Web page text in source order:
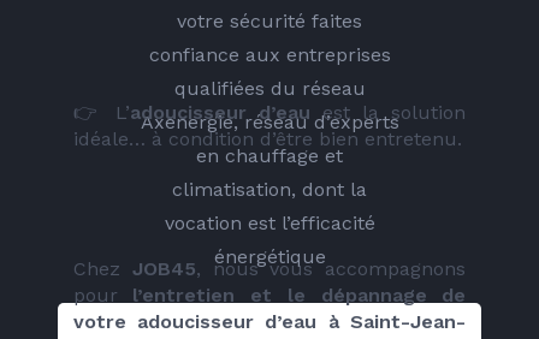
👉 L’adoucisseur d’eau est la solution
idéale… à condition d’être bien entretenu.
Chez JOB45, nous vous accompagnons
pour l’entretien et le dépannage de
votre adoucisseur d’eau à Saint-Jean-
votre sécurité faites
confiance aux entreprises
qualifiées du réseau
Axenergie, réseau d’experts
en chauffage et
climatisation, dont la
vocation est l’efficacité
énergétique